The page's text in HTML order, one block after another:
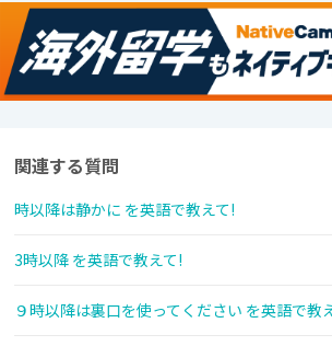
関連する質問
時以降は静かに を英語で教えて!
3時以降 を英語で教えて!
９時以降は裏口を使ってください を英語で教